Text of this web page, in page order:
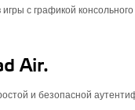
с графикой
Air.
и безопасной